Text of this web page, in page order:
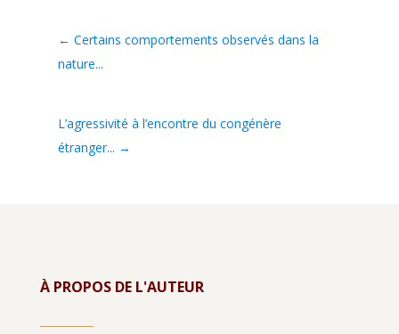
← Certains comportements observés dans la
nature...
L’agressivité à l’encontre du congénère
étranger... →
À PROPOS DE L'AUTEUR